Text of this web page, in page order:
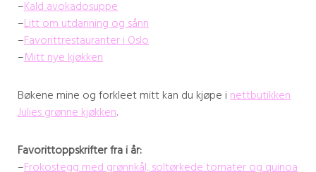
–Kald avokadosuppe
–Litt om utdanning og sånn
–Favorittrestauranter i Oslo
–Mitt nye kjøkken
Bøkene mine og forkleet mitt kan du kjøpe inettbutikken
Julies grønne kjøkken.
Favorittoppskrifter fra i år:
–Frokostegg med grønnkål, soltørkede tomater og quinoa